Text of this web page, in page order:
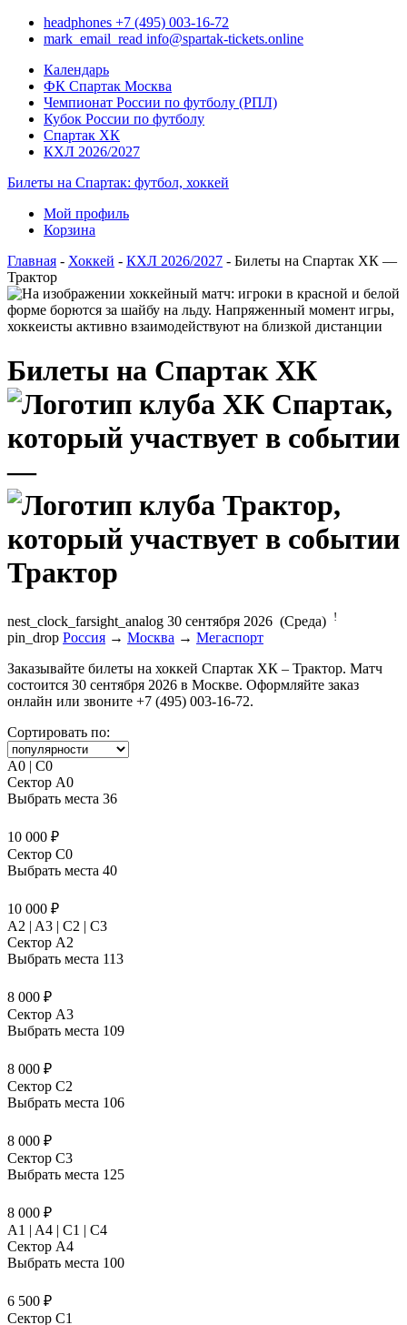
headphones +7 (495) 003-16-72
mark_email_read info@spartak-tickets.online
Календарь
ФК Спартак Москва
Чемпионат России по футболу (РПЛ)
Кубок России по футболу
Спартак ХК
КХЛ 2026/2027
Билеты на Спартак: футбол, хоккей
Мой профиль
Корзина
Главная - Хоккей - КХЛ 2026/2027 - Билеты на Спартак ХК —
Трактор
Билеты на Спартак ХК
—
Трактор
nest_clock_farsight_analog 30 сентября 2026 (Среда) !
pin_drop Россия → Москва → Мегаспорт
Заказывайте билеты на хоккей Спартак ХК – Трактор. Матч
состоится 30 сентября 2026 в Москве. Оформляйте заказ
онлайн или звоните +7 (495) 003-16-72.
Сортировать по:
A0 | C0
Сектор A0
Выбрать места 36
10 000 ₽
Сектор C0
Выбрать места 40
10 000 ₽
A2 | A3 | C2 | C3
Сектор A2
Выбрать места 113
8 000 ₽
Сектор A3
Выбрать места 109
8 000 ₽
Сектор C2
Выбрать места 106
8 000 ₽
Сектор C3
Выбрать места 125
8 000 ₽
A1 | A4 | C1 | C4
Сектор A4
Выбрать места 100
6 500 ₽
Сектор C1